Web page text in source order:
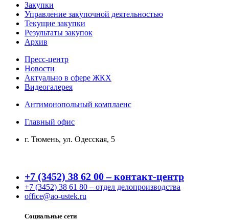
Закупки
Управление закупочной деятельностью
Текущие закупки
Результаты закупок
Архив
Пресс-центр
Новости
Актуально в сфере ЖКХ
Видеогалерея
Антимонопольный комплаенс
Главный офис
г. Тюмень, ул. Одесская, 5
+7 (3452) 38 62 00 – контакт-центр
+7 (3452) 38 61 80 – отдел делопроизводства
office@ao-ustek.ru
Социальные сети